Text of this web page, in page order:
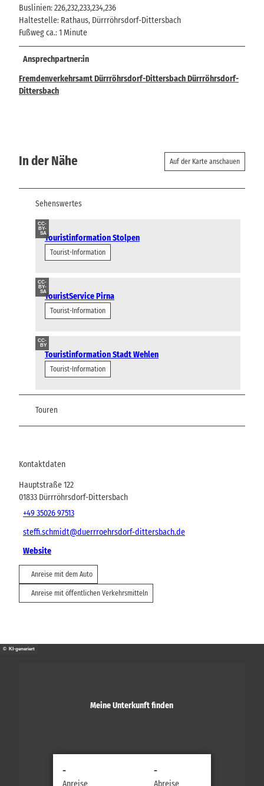
Buslinien: 226,232,233,234,236
Haltestelle: Rathaus, Dürrröhrsdorf-Dittersbach
Fußweg ca.: 1 Minute
Ansprechpartner:in
Fremdenverkehrsamt Dürrröhrsdorf-Dittersbach Dürrröhrsdorf-
Dittersbach
In der Nähe Auf der Karte anschauen
Sehenswertes
CC-
BY-
SATouristinformation Stolpen
Tourist-Information
CC-
BY-
SATouristService Pirna
Tourist-Information
CC-
BY
Touristinformation Stadt Wehlen
Tourist-Information
Touren
Kontaktdaten
Hauptstraße 122
01833 Dürrröhrsdorf-Dittersbach
+49 35026 97513
steffi.schmidt@duerrroehrsdorf-dittersbach.de
Website
Anreise mit dem Auto
Anreise mit öffentlichen Verkehrsmitteln
© KI-generiert
Meine Unterkunft finden
- -